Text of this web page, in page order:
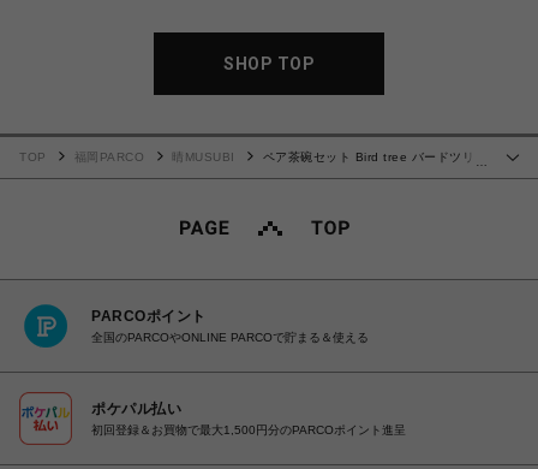
SHOP TOP
TOP 福岡PARCO 晴MUSUBI
ペア茶碗セット Bird tree バードツリ
PARCOポイント
全国のPARCOやONLINE PARCOで貯まる＆使える
ポケパル払い
初回登録＆お買物で最大1,500円分のPARCOポイント進呈